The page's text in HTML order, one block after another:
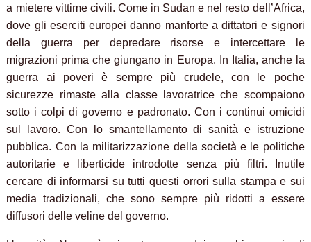
a mietere vittime civili. Come in Sudan e nel resto dell’Africa,
dove gli eserciti europei danno manforte a dittatori e signori
della guerra per depredare risorse e intercettare le
migrazioni prima che giungano in Europa. In Italia, anche la
guerra ai poveri è sempre più crudele, con le poche
sicurezze rimaste alla classe lavoratrice che scompaiono
sotto i colpi di governo e padronato. Con i continui omicidi
sul lavoro. Con lo smantellamento di sanità e istruzione
pubblica. Con la militarizzazione della società e le politiche
autoritarie e liberticide introdotte senza più filtri. Inutile
cercare di informarsi su tutti questi orrori sulla stampa e sui
media tradizionali, che sono sempre più ridotti a essere
diffusori delle veline del governo.